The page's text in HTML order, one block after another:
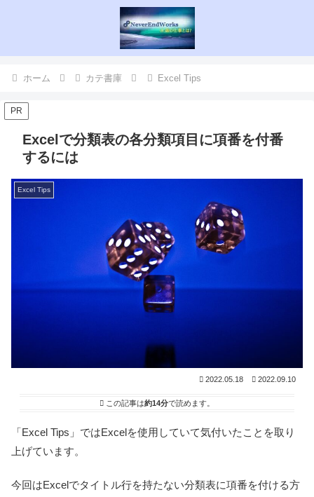
ホーム カテ書庫 Excel Tips
PR
Excelで分類表の各分類項目に項番を付番
するには
Excel Tips
2022.05.18 2022.09.10
この記事は約14分で読めます。
「Excel Tips」ではExcelを使用していて気付いたことを取り
上げています。
今回はExcelでタイトル行を持たない分類表に項番を付ける方